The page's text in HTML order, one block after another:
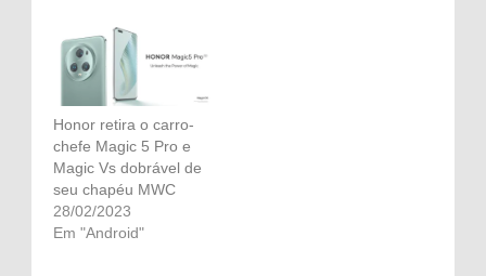
Honor retira o carro-
chefe Magic 5 Pro e
Magic Vs dobrável de
seu chapéu MWC
28/02/2023
Em "Android"